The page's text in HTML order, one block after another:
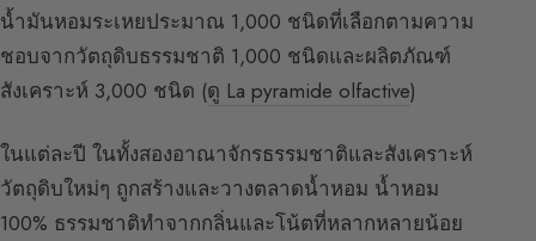
น้ำมันหอมระเหยประมาณ 1,000 ชนิดที่เลือกตามความ
ชอบจากวัตถุดิบธรรมชาติ 1,000 ชนิดและผลิตภัณฑ์
สังเคราะห์ 3,000 ชนิด (ดู La pyramide olfactive)
ในแต่ละปี ในทั้งสองอาณาจักรธรรมชาติและสังเคราะห์
วัตถุดิบใหม่ๆ ถูกสร้างและวางตลาดน้ำหอม น้ำหอม
100% ธรรมชาติทำจากกลิ่นและโน้ตที่หลากหลายน้อย